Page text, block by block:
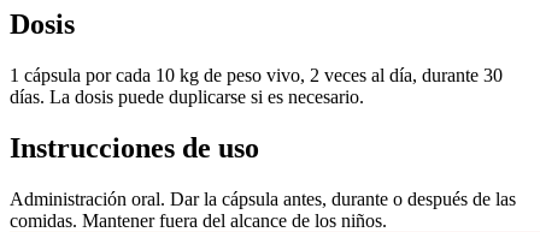
Dosis
1 cápsula por cada 10 kg de peso vivo, 2 veces al día, durante 30
días. La dosis puede duplicarse si es necesario.
Instrucciones de uso
Administración oral. Dar la cápsula antes, durante o después de las
comidas. Mantener fuera del alcance de los niños.